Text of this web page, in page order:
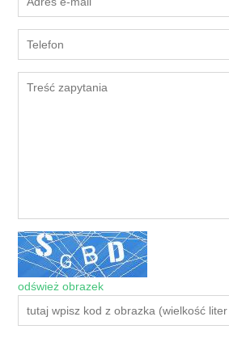
odśwież obrazek